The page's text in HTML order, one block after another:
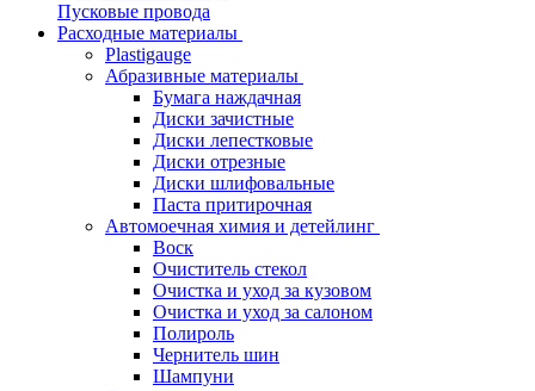
Пусковые провода
Расходные материалы
Plastigauge
Абразивные материалы
Бумага наждачная
Диски зачистные
Диски лепестковые
Диски отрезные
Диски шлифовальные
Паста притирочная
Автомоечная химия и детейлинг
Воск
Очиститель стекол
Очистка и уход за кузовом
Очистка и уход за салоном
Полироль
Чернитель шин
Шампуни